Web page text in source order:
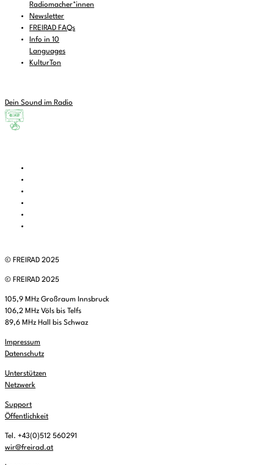
Radiomacher*innen
Newsletter
FREIRAD FAQs
Info in 10
Languages
KulturTon
Dein Sound im Radio
© FREIRAD 2025
© FREIRAD 2025
105,9 MHz Großraum Innsbruck
106,2 MHz Völs bis Telfs
89,6 MHz Hall bis Schwaz
Impressum
Datenschutz
Unterstützen
Netzwerk
Support
Öffentlichkeit
Tel. +43(0)512 560291
wir@freirad.at